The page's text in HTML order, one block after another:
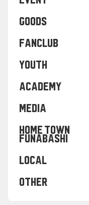
GOODS
FANCLUB
YOUTH
ACADEMY
MEDIA
HOME TOWN
FUNABASHI
LOCAL
OTHER